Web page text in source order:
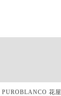
PUROBLANCO 花屋